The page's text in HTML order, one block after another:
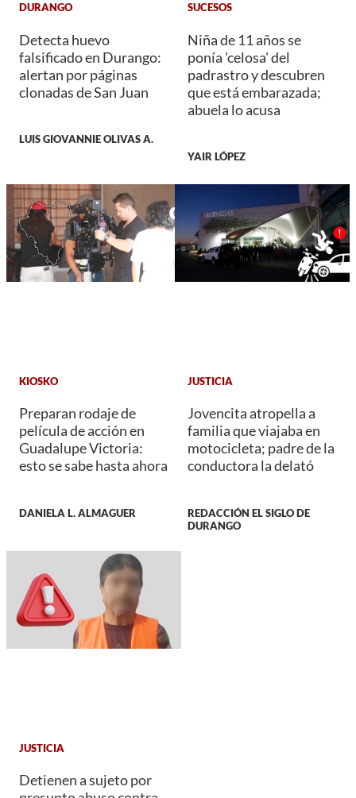
DURANGO
Detecta huevo
falsificado en Durango:
alertan por páginas
clonadas de San Juan
LUIS GIOVANNIE OLIVAS A.
SUCESOS
Niña de 11 años se
ponía 'celosa' del
padrastro y descubren
que está embarazada;
abuela lo acusa
YAIR LÓPEZ
KIOSKO
Preparan rodaje de
película de acción en
Guadalupe Victoria:
esto se sabe hasta ahora
DANIELA L. ALMAGUER
JUSTICIA
Jovencita atropella a
familia que viajaba en
motocicleta; padre de la
conductora la delató
REDACCIÓN EL SIGLO DE
DURANGO
JUSTICIA
Detienen a sujeto por